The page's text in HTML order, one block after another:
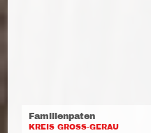
Familienpaten
KREIS GROSS-GERAU